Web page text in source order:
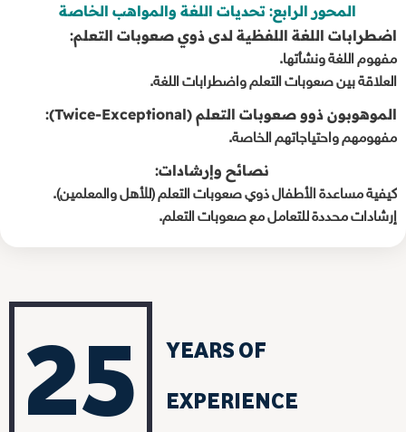
المحور الرابع: تحديات اللغة والمواهب الخاصة
اضطرابات اللغة اللفظية لدى ذوي صعوبات التعلم:
مفهوم اللغة ونشأتها.
العلاقة بين صعوبات التعلم واضطرابات اللغة.
الموهوبون ذوو صعوبات التعلم (Twice-Exceptional):
مفهومهم واحتياجاتهم الخاصة.
نصائح وإرشادات:
كيفية مساعدة الأطفال ذوي صعوبات التعلم (للأهل والمعلمين).
إرشادات محددة للتعامل مع صعوبات التعلم.
25
YEARS OF
EXPERIENCE